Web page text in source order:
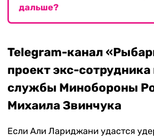
дальше?
Telegram-канал
проект экс-
службы Минобороны
Михаила Звинчука
Если Али Лариджани удастся